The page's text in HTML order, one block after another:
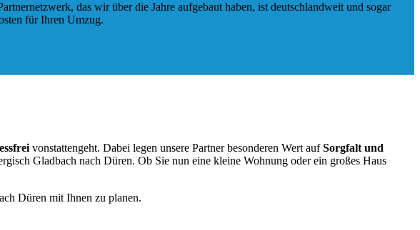
das wir über die Jahre aufgebaut haben, ist deutschlandweit und sogar
für Ihren Umzug.
vonstattengeht. Dabei legen unsere Partner besonderen Wert aufSorgfalt und
Gladbach nach Düren. Ob Sie nun eine kleine Wohnung oder ein großes Haus
Düren mit Ihnen zu planen.